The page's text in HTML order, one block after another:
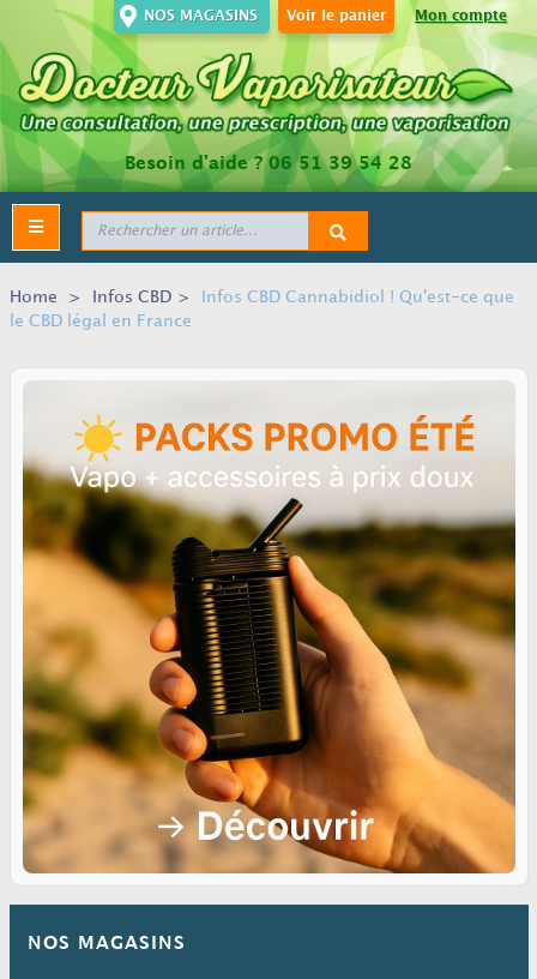
Mon compte
Voir le panier
NOS MAGASINS
Besoin d’aide ?06 51 39 54 28
Toggle
navigation
Home > Infos CBD >
Infos CBD Cannabidiol ! Qu'est-ce que
le CBD légal en France
NOS MAGASINS